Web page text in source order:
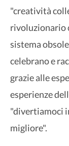
"creatività
rivoluzionario
sistema
celebrano e
grazie alle
esperienze
"divertiamoci
migliore".